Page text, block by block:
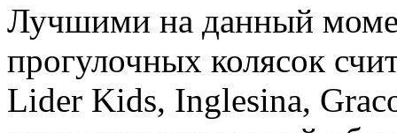
Лучшими на данный
прогулочных колясок
Lider Kids, Inglesina,